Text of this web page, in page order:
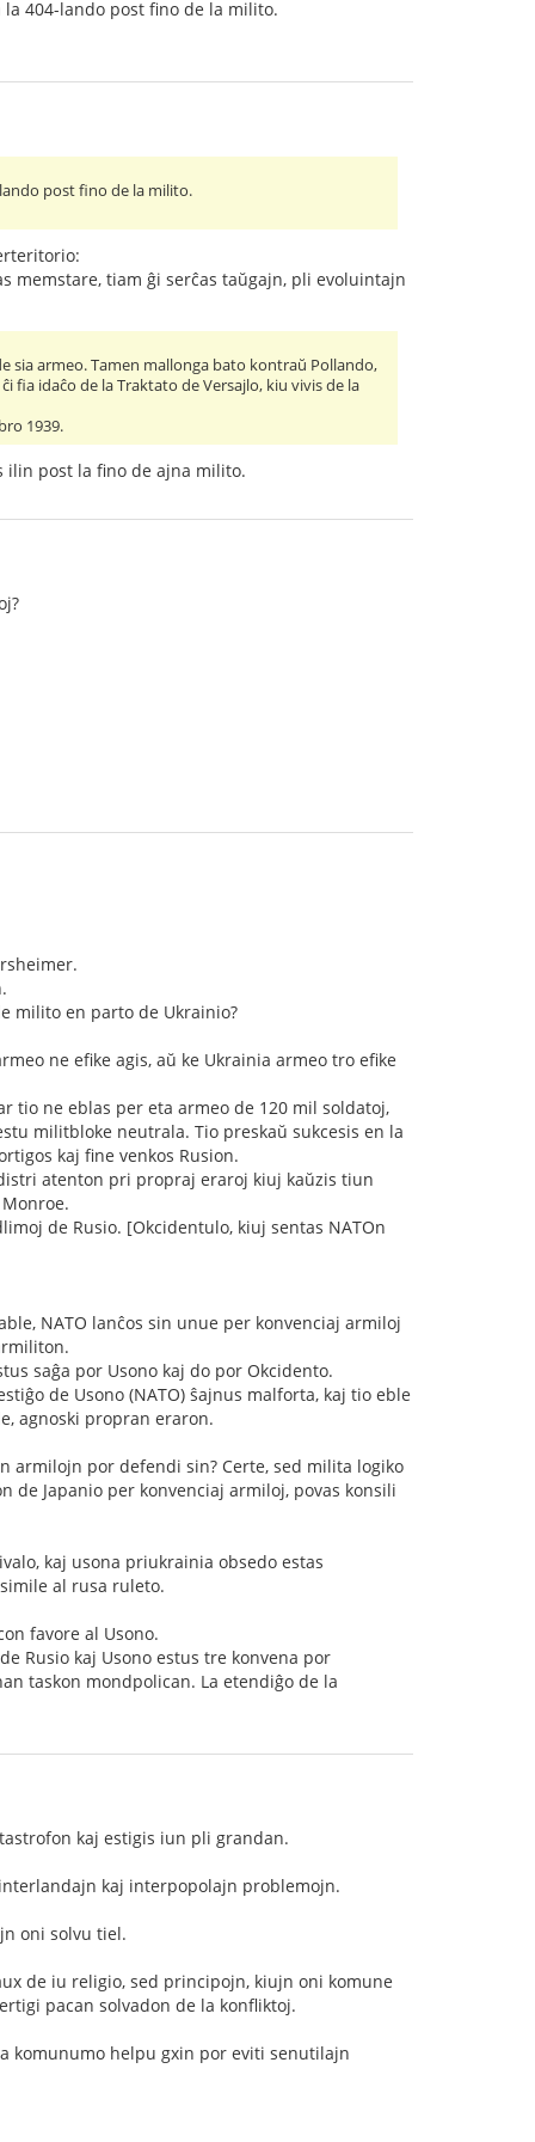
404-lando post fino de la milito.
post fino de la milito.
memstare, tiam ĝi serĉas taŭgajn, pli evoluintajn
sia armeo. Tamen mallonga bato kontraŭ Pollando,
fia idaĉo de la Traktato de Versajlo, kiu vivis de la
1939.
ilin post la fino de ajna milito.
milito en parto de Ukrainio?
ne efike agis, aŭ ke Ukrainia armeo tro efike
tio ne eblas per eta armeo de 120 mil soldatoj,
militbloke neutrala. Tio preskaŭ sukcesis en la
kaj fine venkos Rusion.
atenton pri propraj eraroj kiuj kaŭzis tiun
de Rusio. [Okcidentulo, kiuj sentas NATOn
NATO lanĉos sin unue per konvenciaj armiloj
saĝa por Usono kaj do por Okcidento.
de Usono (NATO) ŝajnus malforta, kaj tio eble
agnoski propran eraron.
armilojn por defendi sin? Certe, sed milita logiko
de Japanio per konvenciaj armiloj, povas konsili
kaj usona priukrainia obsedo estas
al rusa ruleto.
favore al Usono.
Rusio kaj Usono estus tre konvena por
taskon mondpolican. La etendiĝo de la
kaj estigis iun pli grandan.
kaj interpopolajn problemojn.
oni solvu tiel.
de iu religio, sed principojn, kiujn oni komune
pacan solvadon de la konfliktoj.
komunumo helpu gxin por eviti senutilajn